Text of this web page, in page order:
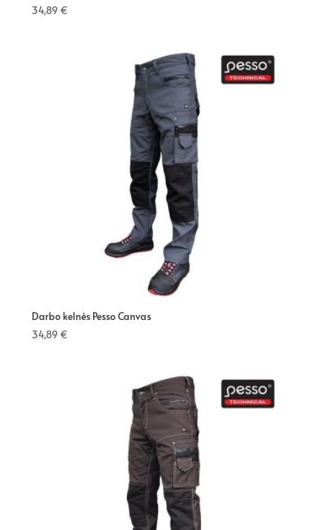
34,89 €
Darbo kelnės Pesso Canvas
34,89 €